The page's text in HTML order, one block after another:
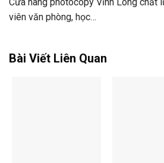
viên văn phòng, học…
Bài Viết Liên Quan